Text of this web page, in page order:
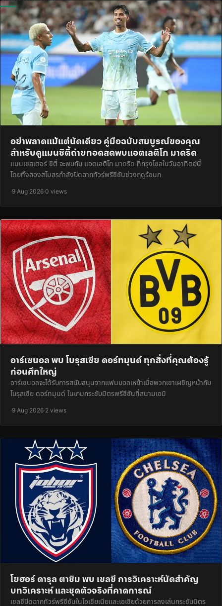
อย่าพลาดแม้แต่นัดเดียว คู่มือฉบับสมบูรณ์ของคุณ
สำหรับดูแมนซิตี้ถ่ายทอดสดพบแอตเลติโก มาดริด
แมนเชสเตอร์ ซิตี้ จะพบกับ แอตเลติโก มาดริด ที่กรุงโซลในวันอาทิตย์นี้
โดยทั้งสองสโมสรกำลังปิดฉากทัวร์พรีซีซันช่วงฤดูร้อนก
·9 Aug 2026·0 views
อาร์เซนอล พบ โบรุสเซีย ดอร์ทมุนด์ ทุกสิ่งที่คุณต้องรู้
ก่อนศึกใหญ่
อาร์เซนอลจะได้รับการสนับสนุนจากแฟนบอลเหย้าเมื่อพวกเขาเผชิญหน้ากับ
โบรุสเซีย ดอร์ทมุนด์ ในเกมกระชับมิตรพรีซีซันที่สนามเอมิ
·9 Aug 2026·2 views
โยฮอร์ ดารุล ตาซิม พบ เชลซี การวิเคราะห์นัดสำคัญ
บทวิเคราะห์ และชุดตัวจริงที่คาดการณ์
เชลซีปิดฉากทัวร์พรีซีซันในโอเชียเนียและเอเชียด้วยการลงเล่นกระชับมิตร